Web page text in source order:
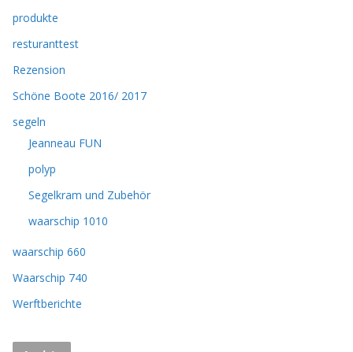
produkte
resturanttest
Rezension
Schöne Boote 2016/ 2017
segeln
Jeanneau FUN
polyp
Segelkram und Zubehör
waarschip 1010
waarschip 660
Waarschip 740
Werftberichte